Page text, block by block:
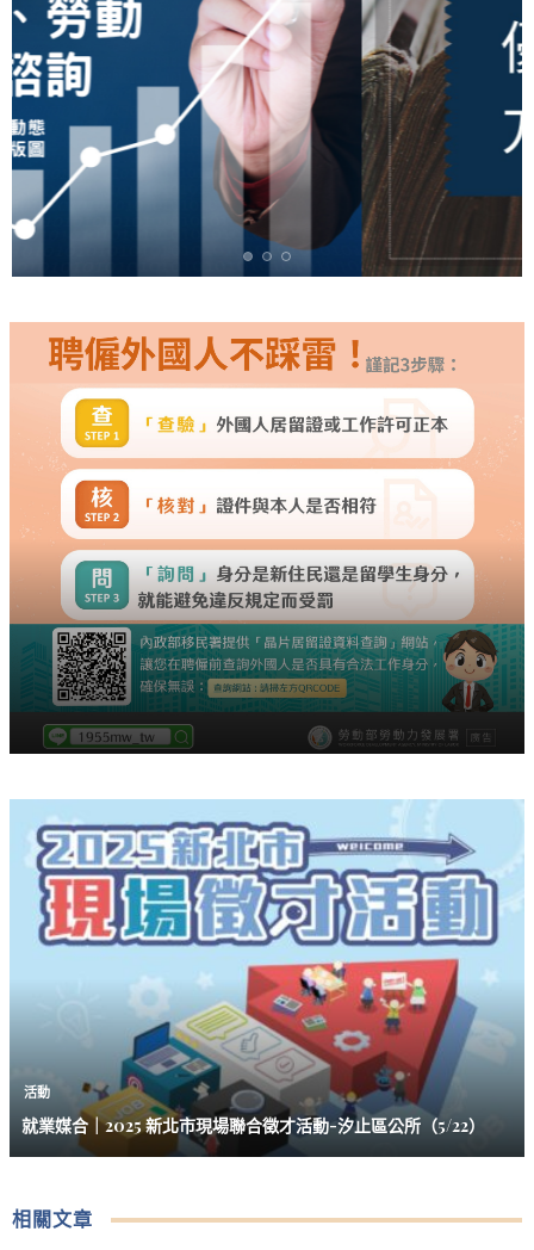
活動
就業媒合｜2025 新北市現場聯合徵才活動-汐止區公所（5/22）
相關文章